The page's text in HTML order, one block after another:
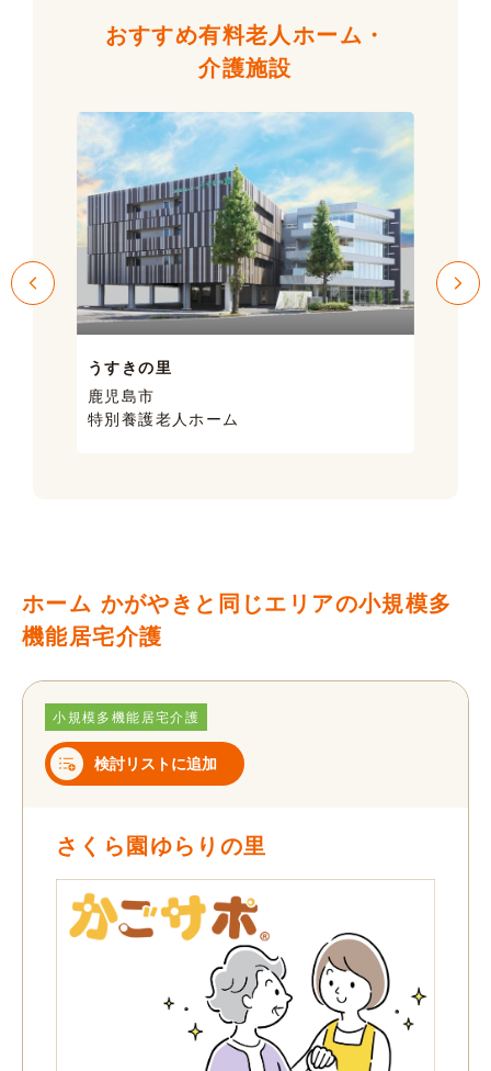
おすすめ有料老人ホーム・
介護施設
うすきの里
鹿児島市
特別養護老人ホーム
ホーム かがやきと同じエリアの小規模多
機能居宅介護
小規模多機能居宅介護
検討リストに追加
さくら園ゆらりの里